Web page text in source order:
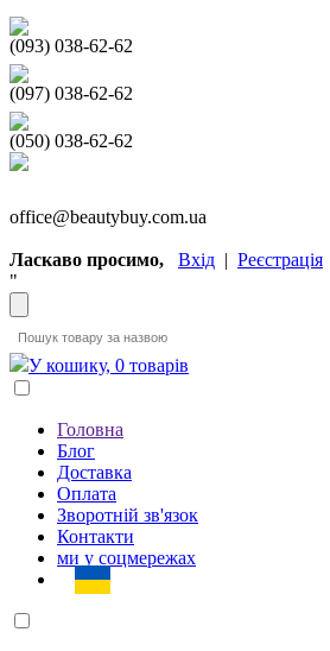
(093) 038-62-62
(097) 038-62-62
(050) 038-62-62
office@beautybuy.com.ua
Ласкаво просимо, Вхід | Реєстрація
"
У кошику, 0 товарів
Головна
Блог
Доставка
Оплата
Зворотній зв'язок
Контакти
ми у соцмережах